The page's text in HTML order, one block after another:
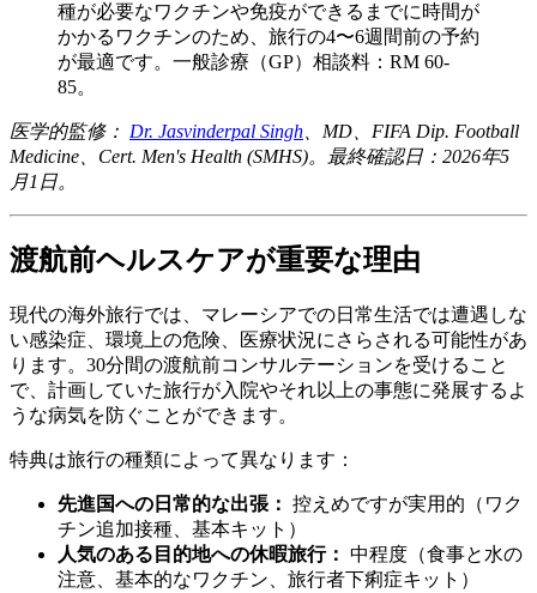
種が必要なワクチンや免疫ができるまでに時間が
かかるワクチンのため、旅行の4〜6週間前の予約
が最適です。一般診療（GP）相談料：RM 60-
85。
医学的監修： Dr. Jasvinderpal Singh、MD、FIFA Dip. Football
Medicine、Cert. Men's Health (SMHS)。最終確認日：2026年5
月1日。
渡航前ヘルスケアが重要な理由
現代の海外旅行では、マレーシアでの日常生活では遭遇しな
い感染症、環境上の危険、医療状況にさらされる可能性があ
ります。30分間の渡航前コンサルテーションを受けること
で、計画していた旅行が入院やそれ以上の事態に発展するよ
うな病気を防ぐことができます。
特典は旅行の種類によって異なります：
先進国への日常的な出張： 控えめですが実用的（ワク
チン追加接種、基本キット）
人気のある目的地への休暇旅行： 中程度（食事と水の
注意、基本的なワクチン、旅行者下痢症キット）